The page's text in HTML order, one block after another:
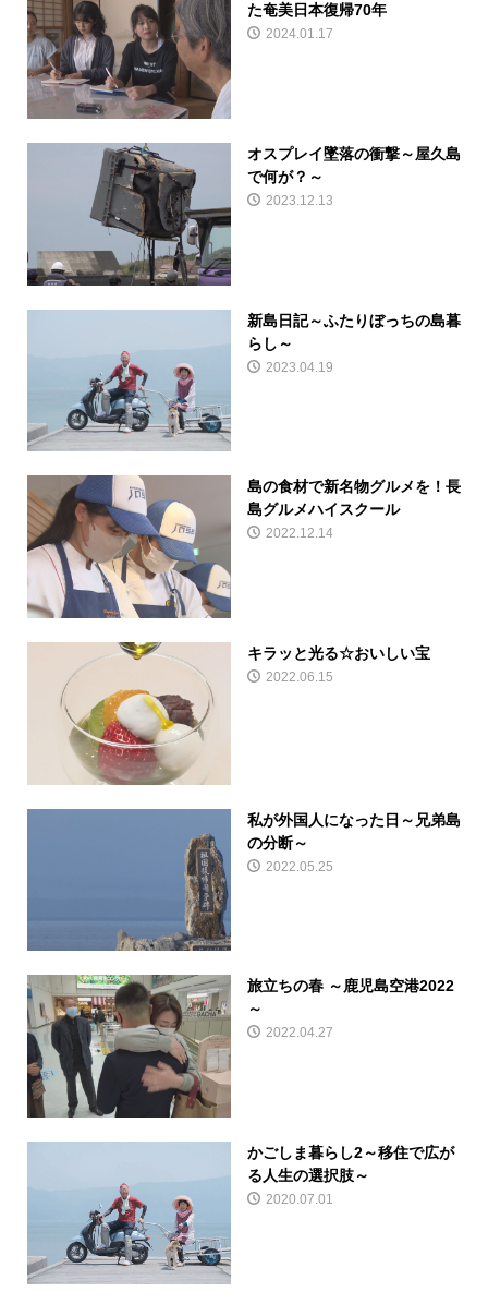
た奄美日本復帰70年
2024.01.17
オスプレイ墜落の衝撃～屋久島
で何が？～
2023.12.13
新島日記～ふたりぼっちの島暮
らし～
2023.04.19
島の食材で新名物グルメを！長
島グルメハイスクール
2022.12.14
キラッと光る☆おいしい宝
2022.06.15
私が外国人になった日～兄弟島
の分断～
2022.05.25
旅立ちの春 ～鹿児島空港2022
～
2022.04.27
かごしま暮らし2～移住で広が
る人生の選択肢～
2020.07.01